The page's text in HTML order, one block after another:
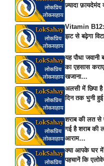
ज़्यादा फ़ायदेमंद
Vitamin B12:
झट से बढ़ेगा
यह पौधा
का एहसास
खजाना…
अलसी में छिपा है
दिन तक भुनी
शराब की लत से
गई है शराब की
आराम…
क्या आपके घर में
पहचानें कि